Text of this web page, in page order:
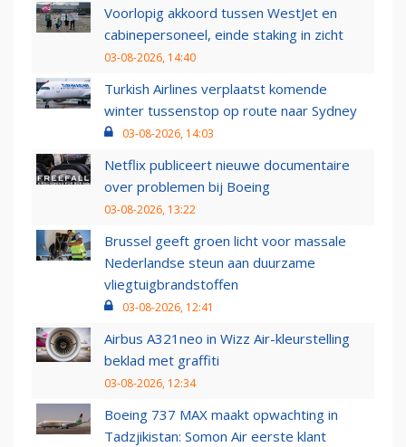
Voorlopig akkoord tussen WestJet en
cabinepersoneel, einde staking in zicht
03-08-2026, 14:40
Turkish Airlines verplaatst komende
winter tussenstop op route naar Sydney
03-08-2026, 14:03
Netflix publiceert nieuwe documentaire
over problemen bij Boeing
03-08-2026, 13:22
Brussel geeft groen licht voor massale
Nederlandse steun aan duurzame
vliegtuigbrandstoffen
03-08-2026, 12:41
Airbus A321neo in Wizz Air-kleurstelling
beklad met graffiti
03-08-2026, 12:34
Boeing 737 MAX maakt opwachting in
Tadzjikistan: Somon Air eerste klant